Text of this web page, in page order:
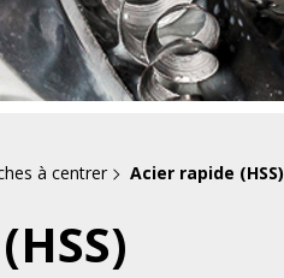
à centrer Acier rapide (HSS)